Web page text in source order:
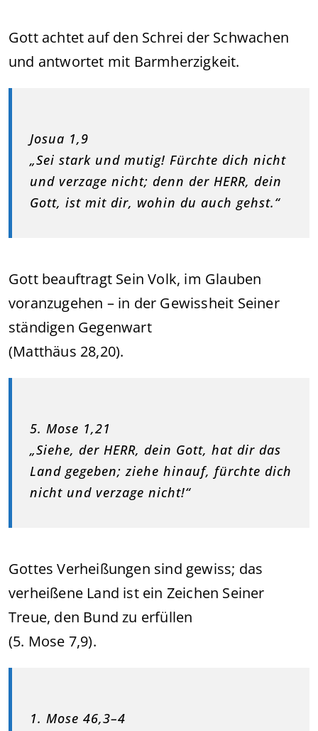
Gott achtet auf den Schrei der Schwachen
und antwortet mit Barmherzigkeit.
Josua 1,9
„Sei stark und mutig! Fürchte dich nicht
und verzage nicht; denn der HERR, dein
Gott, ist mit dir, wohin du auch gehst.“
Gott beauftragt Sein Volk, im Glauben
voranzugehen – in der Gewissheit Seiner
ständigen Gegenwart
(Matthäus 28,20).
5. Mose 1,21
„Siehe, der HERR, dein Gott, hat dir das
Land gegeben; ziehe hinauf, fürchte dich
nicht und verzage nicht!“
Gottes Verheißungen sind gewiss; das
verheißene Land ist ein Zeichen Seiner
Treue, den Bund zu erfüllen
(5. Mose 7,9).
1. Mose 46,3–4